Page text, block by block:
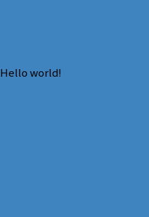
Hello world!